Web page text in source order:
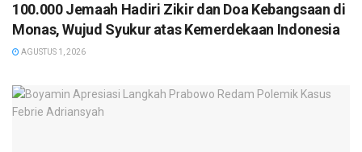
100.000 Jemaah Hadiri Zikir dan Doa Kebangsaan di
Monas, Wujud Syukur atas Kemerdekaan Indonesia
AGUSTUS 1, 2026